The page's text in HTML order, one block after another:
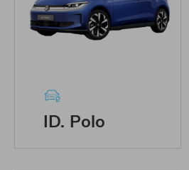
ID. Polo